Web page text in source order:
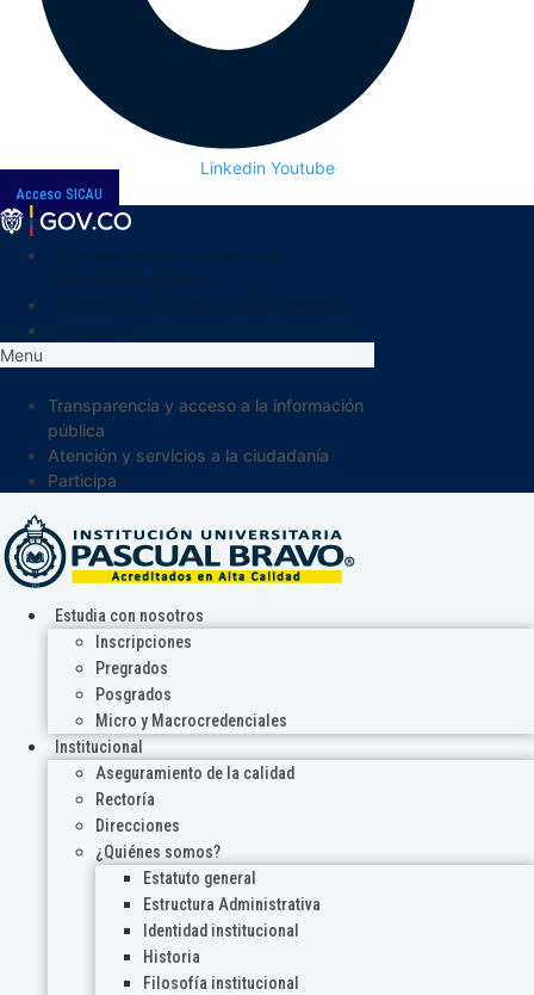
Linkedin Youtube
Acceso SICAU
Menu
Transparencia y acceso a la información
pública
Atención y servicios a la ciudadanía
Participa
Estudia con nosotros
Inscripciones
Pregrados
Posgrados
Micro y Macrocredenciales
Institucional
Aseguramiento de la calidad
Rectoría
Direcciones
¿Quiénes somos?
Estatuto general
Estructura Administrativa
Identidad institucional
Historia
Filosofía institucional